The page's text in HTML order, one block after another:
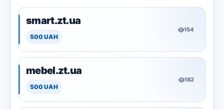
smart.zt.ua
500 UAH
154
mebel.zt.ua
500 UAH
182